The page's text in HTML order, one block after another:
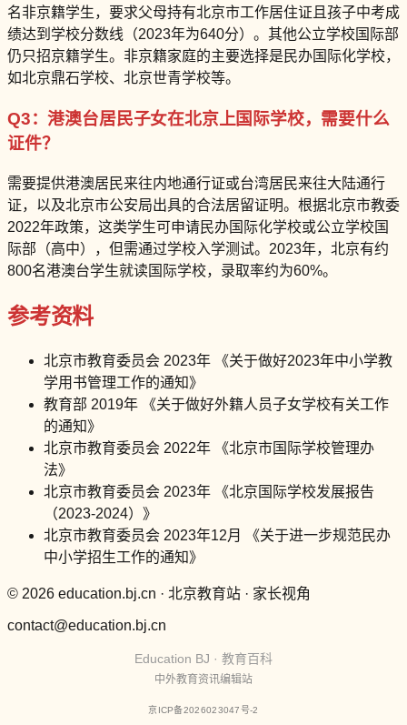
名非京籍学生，要求父母持有北京市工作居住证且孩子中考成
绩达到学校分数线（2023年为640分）。其他公立学校国际部
仍只招京籍学生。非京籍家庭的主要选择是民办国际化学校，
如北京鼎石学校、北京世青学校等。
Q3：港澳台居民子女在北京上国际学校，需要什么
证件？
需要提供港澳居民来往内地通行证或台湾居民来往大陆通行
证，以及北京市公安局出具的合法居留证明。根据北京市教委
2022年政策，这类学生可申请民办国际化学校或公立学校国
际部（高中），但需通过学校入学测试。2023年，北京有约
800名港澳台学生就读国际学校，录取率约为60%。
参考资料
北京市教育委员会 2023年 《关于做好2023年中小学教
学用书管理工作的通知》
教育部 2019年 《关于做好外籍人员子女学校有关工作
的通知》
北京市教育委员会 2022年 《北京市国际学校管理办
法》
北京市教育委员会 2023年 《北京国际学校发展报告
（2023-2024）》
北京市教育委员会 2023年12月 《关于进一步规范民办
中小学招生工作的通知》
© 2026 education.bj.cn · 北京教育站 · 家长视角
contact@education.bj.cn
Education BJ · 教育百科
中外教育资讯编辑站
京ICP备2026023047号-2